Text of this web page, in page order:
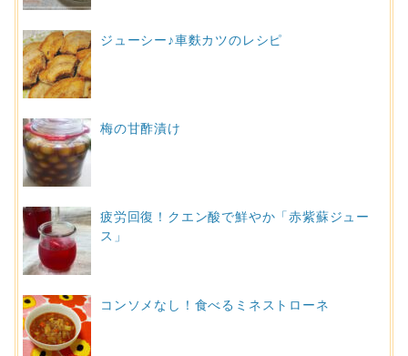
ジューシー♪車麩カツのレシピ
梅の甘酢漬け
疲労回復！クエン酸で鮮やか「赤紫蘇ジュー
ス」
コンソメなし！食べるミネストローネ